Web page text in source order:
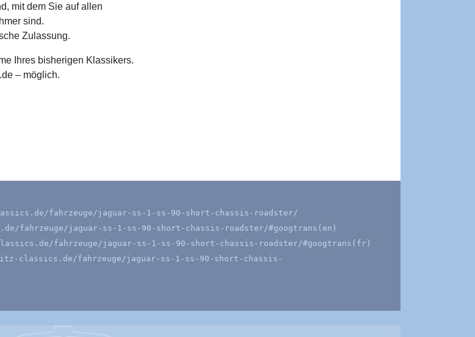
mit dem Sie auf allen
sind.
Zulassung.
Ihres bisherigen Klassikers.
– möglich.
fahrzeuge/jaguar-ss-1-ss-90-short-chassis-roadster/
fahrzeuge/jaguar-ss-1-ss-90-short-chassis-roadster/#googtrans(en)
fahrzeuge/jaguar-ss-1-ss-90-short-chassis-roadster/#googtrans(fr)
classics.de/fahrzeuge/jaguar-ss-1-ss-90-short-chassis-